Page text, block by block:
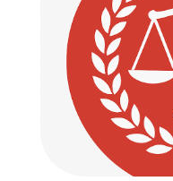
Defendemos